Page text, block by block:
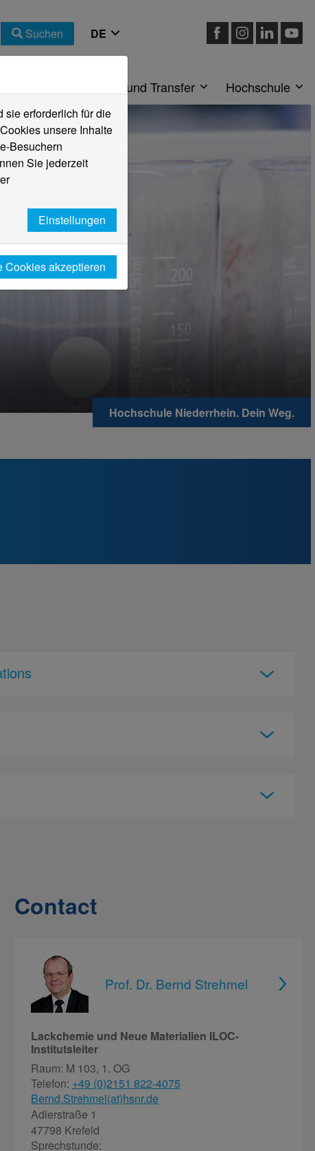
Suchen
Forschung und Transfer Hochschule
Hochschule Niederrhein. Dein Weg.
Contact
Prof. Dr. Bernd Strehmel
Lackchemie und Neue Materialien ILOC-
Institutsleiter
Raum: M 103, 1. OG
Telefon: +49 (0)2151 822-4075
Bernd.Strehmel(at)hsnr.de
Adlerstraße 1
47798 Krefeld
Sprechstunde:
sie erforderlich für die
unsere Inhalte
Besuchern
Sie jederzeit
Einstellungen
Cookies akzeptieren